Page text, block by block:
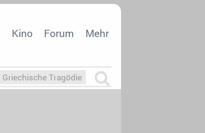
Kino Forum Mehr
Griechische Tragödie